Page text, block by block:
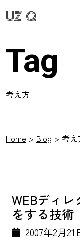
UZIQ
Tag
考え方
Home Blog 考え
WEBディ
をする技術
2007年2月21